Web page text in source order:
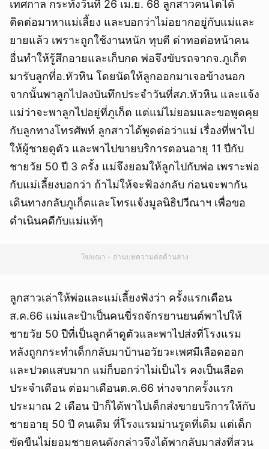
เทศกาล กระทั่งวันที่ 26 เม.ย. 68 ลูกสาวคนโตได้
ติดต่อมาหาแม่เลี้ยง และบอกว่าไม่อยากอยู่กับแม่และ
ยายแล้ว เพราะถูกใช้งานหนัก ทุบตี ด่าทอต่อหน้าคน
อื่นทำให้รู้สึกอายและเก็บกด พ่อจึงขับรถจากจ.ภูเก็ต
มารับลูกที่อ.หัวหิน โดยนัดให้ลูกออกมาเจอข้างนอก
จากนั้นพาลูกไปลงบันทึกประจำวันที่สภ.หัวหิน และแจ้ง
แม่ว่าจะพาลูกไปอยู่ที่ภูเก็ต แต่แม่ไม่ยอมและขอพูดคุย
กับลูกทางโทรศัพท์ ลูกสาวได้พูดต่อว่าแม่ เรื่องที่พาไป
ให้ผู้ชายดูตัว และพาไปขายบริการตอนอายุ 11 ปีกับ
ชายวัย 50 ปี 3 ครั้ง แม่จึงยอมให้ลูกไปกับพ่อ เพราะพ่อ
กับแม่เลี้ยงบอกว่า ถ้าไม่ให้จะฟ้องกลับ ก่อนจะพากัน
เดินทางกลับภูเก็ตและโทรแจ้งมูลนิธิปวีณาฯ เพื่อขอ
ดำเนินคดีกับแม่แท้ๆ
โฆษณา - อ่านบทความต่อด้านล่าง
ลูกสาวเล่าให้พ่อและแม่เลี้ยงฟังว่า ครั้งแรกเดือน
ส.ค.66 แม่และป้าเป็นคนขี่รถจักรยานยนต์พาไปให้
ชายวัย 50 ปีที่เป็นลูกค้าดูตัวและพาไปส่งที่โรงแรม
หลังถูกกระทำเด็กกลับมาบ้านอวัยวะเพศมีเลือดออก
และปวดแสบมาก แม่ก็บอกว่าไม่เป็นไร คงเป็นเลือด
ประจำเดือน ต่อมาเดือนต.ค.66 ห่างจากครั้งแรก
ประมาณ 2 เดือน ป้าก็ได้พาไปเด็กส่งขายบริการให้กับ
ชายอายุ 50 ปี คนเดิม ที่โรงแรมม่านรูดที่เดิม แต่เด็ก
ขัดขืนไม่ยอมชายคนดังกล่าวจึงได้พากลับมาส่งที่สวน